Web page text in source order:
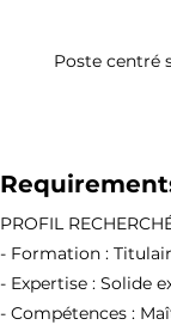
Poste centré
PROFIL
- Formation :
- Expertise : Solide
- Compétences :